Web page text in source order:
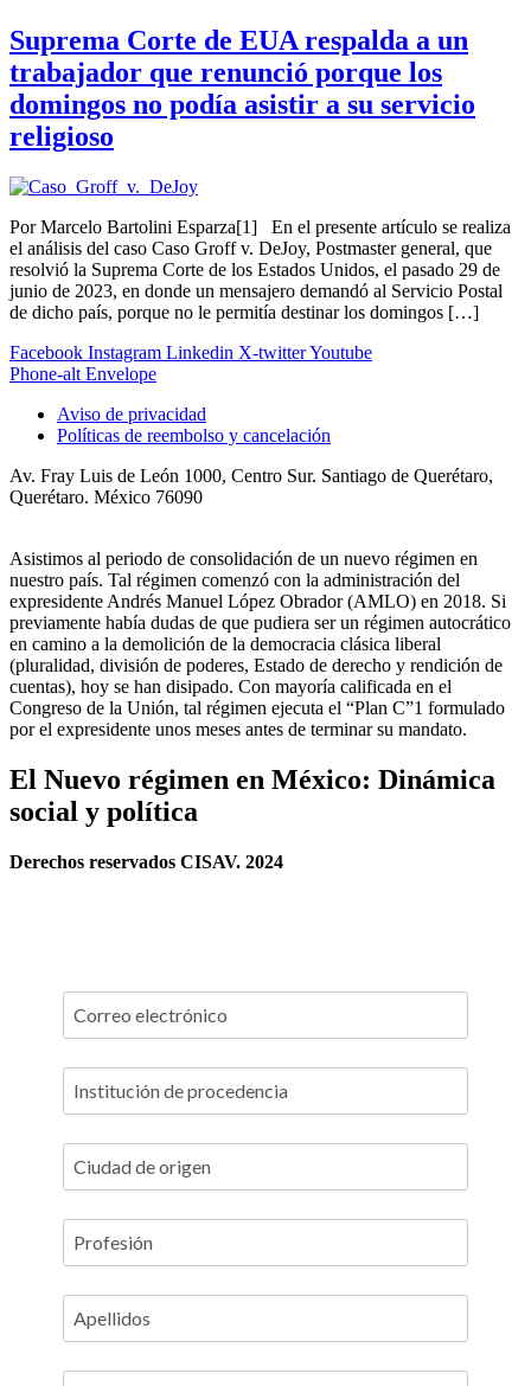
Suprema Corte de EUA respalda a un
trabajador que renunció porque los
domingos no podía asistir a su servicio
religioso
Por Marcelo Bartolini Esparza[1] En el presente artículo se realiza
el análisis del caso Caso Groff v. DeJoy, Postmaster general, que
resolvió la Suprema Corte de los Estados Unidos, el pasado 29 de
junio de 2023, en donde un mensajero demandó al Servicio Postal
de dicho país, porque no le permitía destinar los domingos […]
Facebook Instagram Linkedin X-twitterYoutube
Phone-alt Envelope
Aviso de privacidad
Políticas de reembolso y cancelación
Av. Fray Luis de León 1000, Centro Sur. Santiago de Querétaro,
Querétaro. México 76090
Asistimos al periodo de consolidación de un nuevo régimen en
nuestro país. Tal régimen comenzó con la administración del
expresidente Andrés Manuel López Obrador (AMLO) en 2018. Si
previamente había dudas de que pudiera ser un régimen autocrático
en camino a la demolición de la democracia clásica liberal
(pluralidad, división de poderes, Estado de derecho y rendición de
cuentas), hoy se han disipado. Con mayoría calificada en el
Congreso de la Unión, tal régimen ejecuta el “Plan C”1 formulado
por el expresidente unos meses antes de terminar su mandato.
El Nuevo régimen en México: Dinámica
social y política
Derechos reservados CISAV. 2024